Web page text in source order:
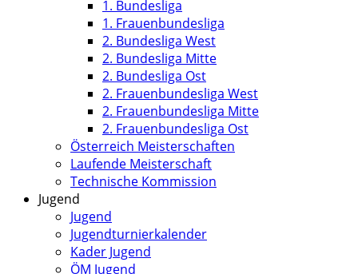
1. Bundesliga
1. Frauenbundesliga
2. Bundesliga West
2. Bundesliga Mitte
2. Bundesliga Ost
2. Frauenbundesliga West
2. Frauenbundesliga Mitte
2. Frauenbundesliga Ost
Österreich Meisterschaften
Laufende Meisterschaft
Technische Kommission
Jugend
Jugend
Jugendturnierkalender
Kader Jugend
ÖM Jugend